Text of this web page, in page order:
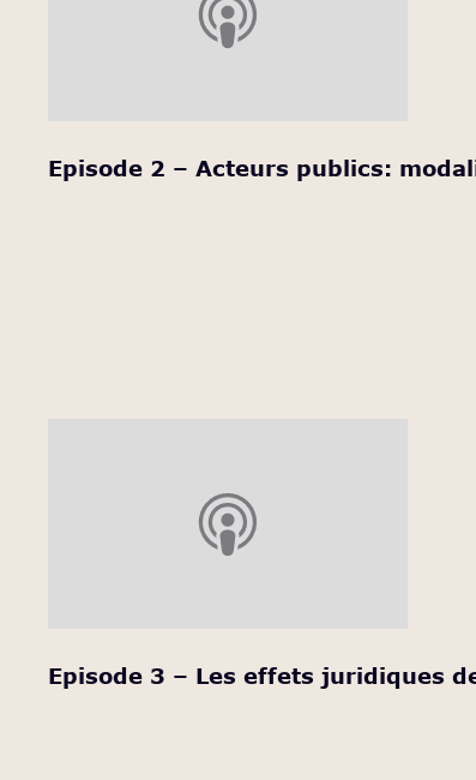
Episode 2 – Acteurs publics:
Episode 3 – Les effets juridiques